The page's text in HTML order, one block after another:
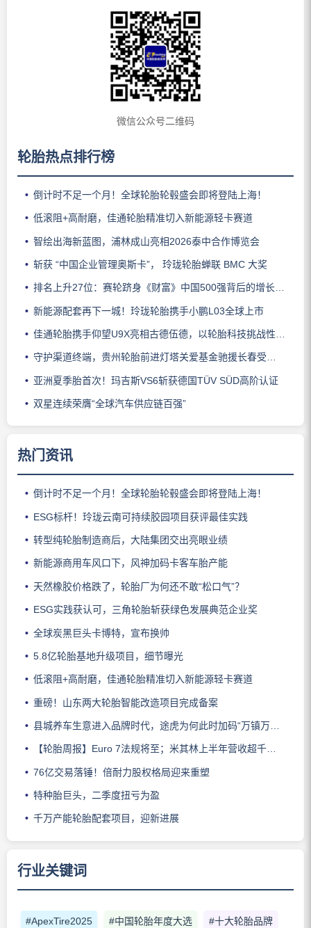
微信公众号二维码
轮胎热点排行榜
倒计时不足一个月！全球轮胎轮毂盛会即将登陆上海！
低滚阻+高耐磨，佳通轮胎精准切入新能源轻卡赛道
智绘出海新蓝图，浦林成山亮相2026泰中合作博览会
斩获 “中国企业管理奥斯卡”， 玲珑轮胎蝉联 BMC 大奖
排名上升27位：赛轮跻身《财富》中国500强背后的增长逻辑
新能源配套再下一城！玲珑轮胎携手小鹏L03全球上市
佳通轮胎携手仰望U9X亮相古德伍德，以轮胎科技挑战性能边界
守护渠道终端，贵州轮胎前进灯塔关爱基金驰援长春受灾门店
亚洲夏季胎首次！玛吉斯VS6斩获德国TÜV SÜD高阶认证
双星连续荣膺“全球汽车供应链百强”
热门资讯
倒计时不足一个月！全球轮胎轮毂盛会即将登陆上海！
ESG标杆！玲珑云南可持续胶园项目获评最佳实践
转型纯轮胎制造商后，大陆集团交出亮眼业绩
新能源商用车风口下，风神加码卡客车胎产能
天然橡胶价格跌了，轮胎厂为何还不敢“松口气”？
ESG实践获认可，三角轮胎斩获绿色发展典范企业奖
全球炭黑巨头卡博特，宣布换帅
5.8亿轮胎基地升级项目，细节曝光
低滚阻+高耐磨，佳通轮胎精准切入新能源轻卡赛道
重磅！山东两大轮胎智能改造项目完成备案
县城养车生意进入品牌时代，途虎为何此时加码“万镇万店”？
【轮胎周报】Euro 7法规将至；米其林上半年营收超千亿；倍耐力上半年盈利稳增；龙星炭黑斩获欧洲近万吨订单
76亿交易落锤！倍耐力股权格局迎来重塑
特种胎巨头，二季度扭亏为盈
千万产能轮胎配套项目，迎新进展
行业关键词
#ApexTire2025 #中国轮胎年度大选 #十大轮胎品牌